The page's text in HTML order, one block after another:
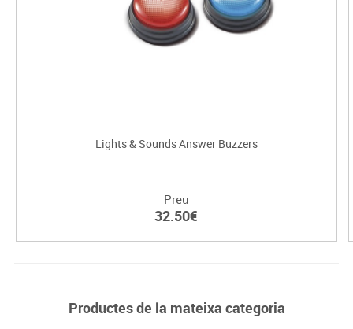
Lights & Sounds Answer Buzzers
Preu
32.50€
Productes de la mateixa categoria